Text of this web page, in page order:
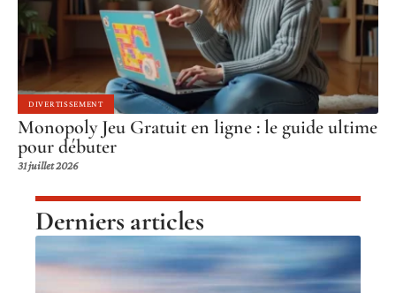
DIVERTISSEMENT
Monopoly Jeu Gratuit en ligne : le guide ultime
pour débuter
31 juillet 2026
Derniers articles